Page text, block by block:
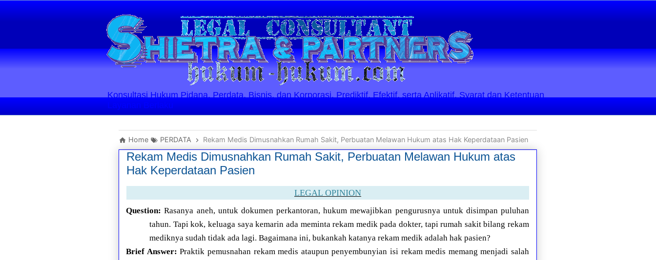
Konsultasi Hukum Pidana, Perdata, Bisnis, dan Korporasi. Prediktif, Efektif, serta Aplikatif. Syarat dan Ketentuan
Layanan Berlaku
Home PERDATA Rekam Medis Dimusnahkan Rumah Sakit, Perbuatan Melawan Hukum atas Hak Keperdataan Pasien
Rekam Medis Dimusnahkan Rumah Sakit, Perbuatan Melawan Hukum atas
Hak Keperdataan Pasien
LEGAL OPINION
Question: Rasanya aneh, untuk dokumen perkantoran, hukum mewajibkan pengurusnya untuk disimpan puluhan
tahun. Tapi kok, keluaga saya kemarin ada meminta rekam medik pada dokter, tapi rumah sakit bilang rekam
mediknya sudah tidak ada lagi. Bagaimana ini, bukankah katanya rekam medik adalah hak pasien?
Brief Answer: Praktik pemusnahan rekam medis ataupun penyembunyian isi rekam medis memang menjadi salah